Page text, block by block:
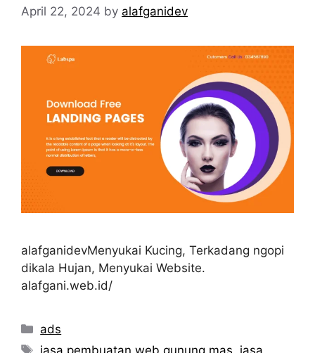
April 22, 2024 by alafganidev
alafganidevMenyukai Kucing, Terkadang ngopi
dikala Hujan, Menyukai Website.
alafgani.web.id/
Categories
ads
Tags
jasa pembuatan web gunung mas, jasa